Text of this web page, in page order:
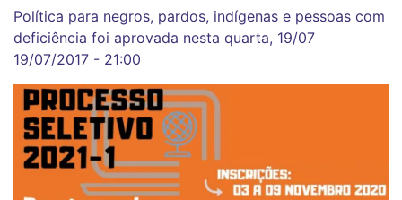
Política para negros, pardos, indígenas e pessoas com
deficiência foi aprovada nesta quarta, 19/07
19/07/2017 - 21:00